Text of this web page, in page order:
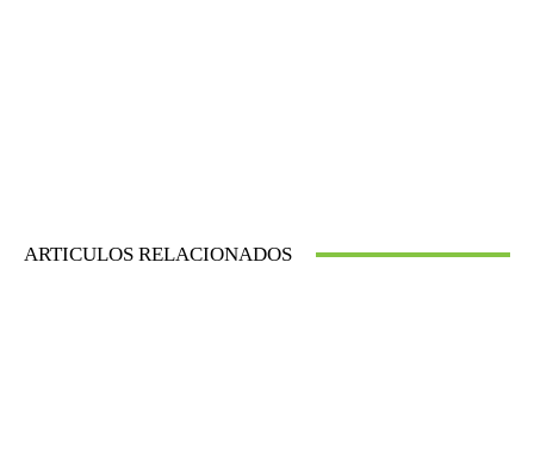
ARTICULOS RELACIONADOS